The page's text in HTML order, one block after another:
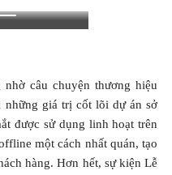
câu chuyện thương hiệu
những giá trị cốt lõi dự án sở
được sử dụng linh hoạt trên
một cách nhất quán, tạo
hàng. Hơn hết, sự kiện Lễ